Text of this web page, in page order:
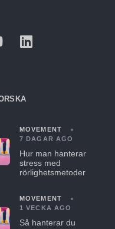
MOVEMENT
7 DAGAR AGO
Hur man hanterar
stress med
rörlighetsmetoder
MOVEMENT
1 VECKA AGO
Så hanterar du